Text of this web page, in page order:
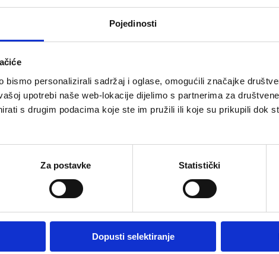
Pojedinosti
bismo personalizirali sadržaj i oglase, omogućili značajke
upotrebi naše web-lokacije dijelimo s partnerima za
s drugim podacima koje ste im pružili ili koje su prikupili dok
Za postavke Statistički
Dopusti selektiranje